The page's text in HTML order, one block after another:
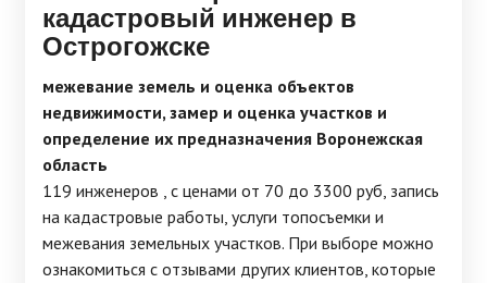
кадастровый инженер в
Острогожске
межевание земель и оценка объектов
недвижимости, замер и оценка участков и
определение их предназначения Воронежская
область
119 инженеров , c ценами от 70 до 3300 руб, запись
на кадастровые работы, услуги топосъемки и
межевания земельных участков. При выборе можно
ознакомиться с отзывами других клиентов, которые